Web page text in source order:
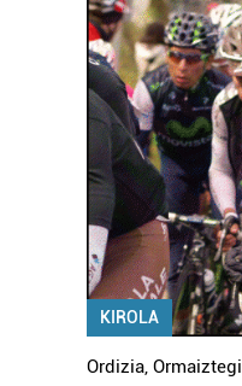
KIROLA
Ordizia, Ormaiztegi